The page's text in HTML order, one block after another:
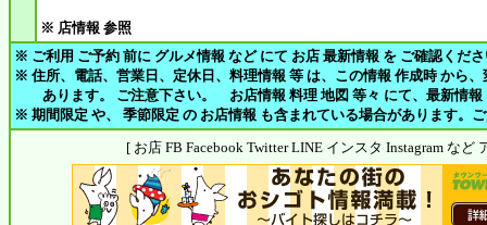
※ 店情報 参照
※ ご利用 ご予約 前に グルメ情報 など にて お店 最新情報 を ご確認くだ
※ 住所、電話、営業日、定休日、料理情報 等 は、この情報 作成時 から
あります。 ご注意下さい。 お店情報 料理 地図 等々 にて、最新情報
※ 期間限定 や、 季節限定 の お店情報 も含まれている場合があります。
[ お店 FB Facebook Twitter LINE インスタ Instagram など